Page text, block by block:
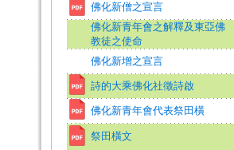
佛化新僧之宣言
佛化新青年會之解釋及東亞佛
教徒之使命
佛化新增之宣言
詩的大乘佛化社徵詩啟
佛化新青年會代表祭田橫
祭田橫文